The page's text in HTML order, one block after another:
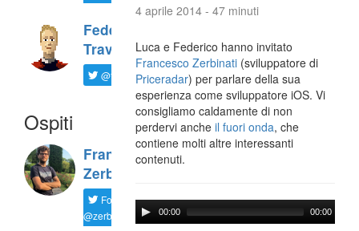
Federico
Travaini
@ftrava
Ospiti
Francesco
Zerbinati
Follow
@zerbfra
4 aprile 2014 - 47 minuti
Luca e Federico hanno invitato
Francesco Zerbinati (sviluppatore di
Priceradar) per parlare della sua
esperienza come sviluppatore iOS. Vi
consigliamo caldamente di non
perdervi ancheil fuori onda, che
contiene molti altre interessanti
contenuti.
00:00 00:00